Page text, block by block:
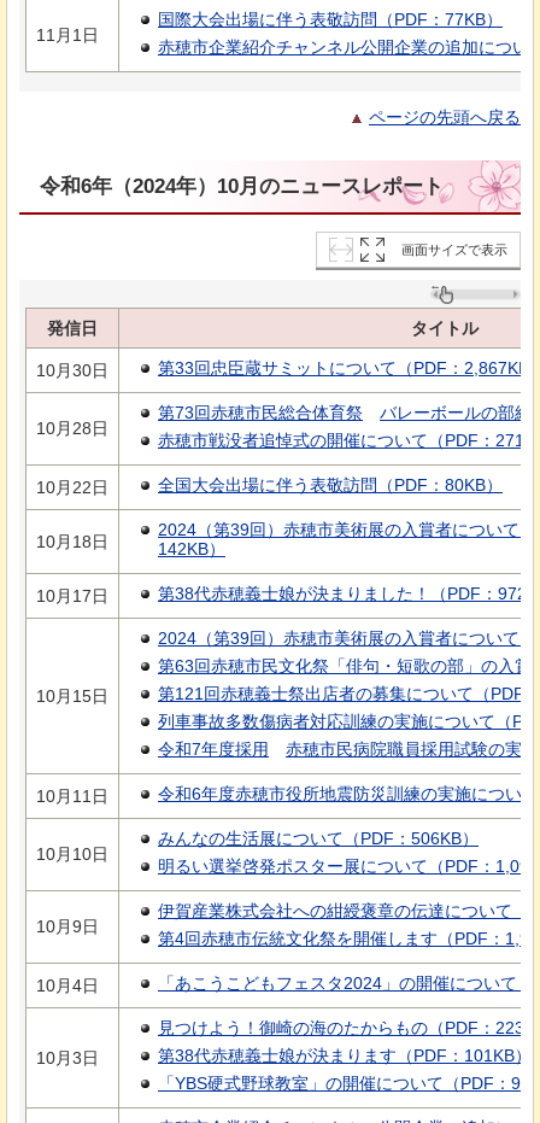
11月1日
国際大会出場に伴う表敬訪問（PDF：77KB）
赤穂市企業紹介チャンネル公開企業の追加につい
ページの先頭へ戻る
令和6年（2024年）10月のニュースレポート
画面サイズで表示
発信日 タイトル
10月30日 第33回忠臣蔵サミットについて（PDF：2,867KB
10月28日
第73回赤穂市民総合体育祭
バレーボールの部結
赤穂市戦没者追悼式の開催について（PDF：
10月22日 全国大会出場に伴う表敬訪問（PDF：80KB）
10月18日
2024（第39回）赤穂市美術展の入賞者について
142KB）
10月17日 第38代赤穂義士娘が決まりました！（PDF：
10月15日
2024（第39回）赤穂市美術展の入賞者について
第63回赤穂市民文化祭「俳句・短歌の部」の入賞
第121回赤穂義士祭出店者の募集について（PDF
列車事故多数傷病者対応訓練の実施について（
令和7年度採用
赤穂市民病院職員採用試験の実
10月11日 令和6年度赤穂市役所地震防災訓練の実施につい
10月10日
みんなの生活展について（PDF：506KB）
明るい選挙啓発ポスター展について（PDF：
10月9日
伊賀産業株式会社への紺綬褒章の伝達について（
第4回赤穂市伝統文化祭を開催します（PDF：
10月4日 「あこうこどもフェスタ2024」の開催について
10月3日
見つけよう！御崎の海のたからもの（PDF：
第38代赤穂義士娘が決まります（PDF：101KB）
「YBS硬式野球教室」の開催について（PDF：